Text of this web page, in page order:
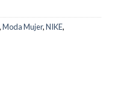
,Moda Mujer,NIKE,